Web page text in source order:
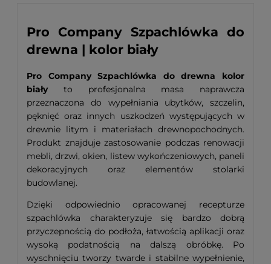
Pro Company Szpachlówka do
drewna | kolor biały
Pro Company Szpachlówka do drewna kolor
białyto profesjonalna masa naprawcza
przeznaczona do wypełniania ubytków, szczelin,
pęknięć oraz innych uszkodzeń występujących w
drewnie litym i materiałach drewnopochodnych.
Produkt znajduje zastosowanie podczas renowacji
mebli, drzwi, okien, listew wykończeniowych, paneli
dekoracyjnych oraz elementów stolarki
budowlanej.
Dzięki odpowiednio opracowanej recepturze
szpachlówka charakteryzuje się bardzo dobrą
przyczepnością do podłoża, łatwością aplikacji oraz
wysoką podatnością na dalszą obróbkę. Po
wyschnięciu tworzy twarde i stabilne wypełnienie,